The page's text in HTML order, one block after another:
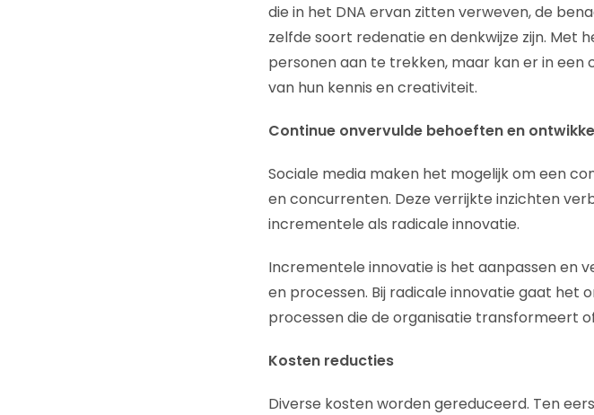
die in het DNA ervan zitten verweven, de
zelfde soort redenatie en denkwijze zijn. Met
personen aan te trekken, maar kan er in
van hun kennis en creativiteit.
Continue onvervulde behoeften en
Sociale media maken het mogelijk om een
en concurrenten. Deze verrijkte inzichten
incrementele als radicale innovatie.
Incrementele innovatie is het aanpassen en
en processen. Bij radicale innovatie gaat het
processen die de organisatie transformeert
Kosten reducties
Diverse kosten worden gereduceerd. Ten